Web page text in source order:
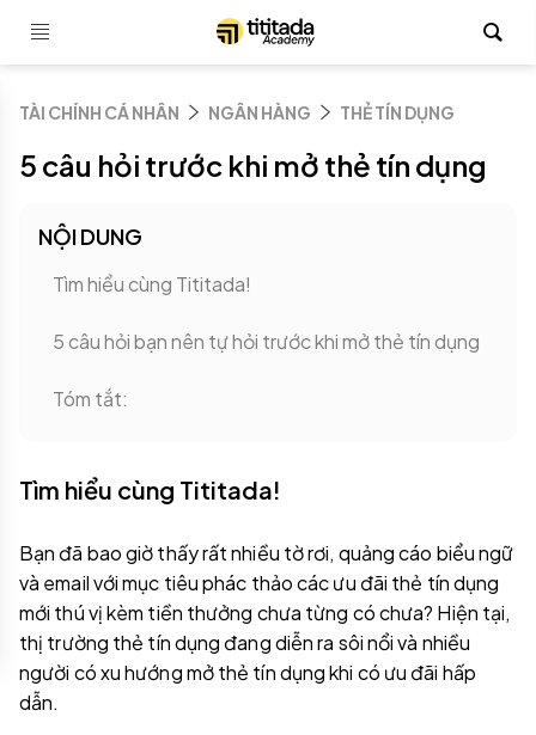
TÀI CHÍNH CÁ NHÂN NGÂN HÀNG THẺ TÍN DỤNG
5 câu hỏi trước khi mở thẻ tín dụng
NỘI DUNG
Tìm hiểu cùng Tititada!
5 câu hỏi bạn nên tự hỏi trước khi mở thẻ tín dụng
Tóm tắt:
Tìm hiểu cùng Tititada!
Bạn đã bao giờ thấy rất nhiều tờ rơi, quảng cáo biểu ngữ
và email với mục tiêu phác thảo các ưu đãi thẻ tín dụng
mới thú vị kèm tiền thưởng chưa từng có chưa? Hiện tại,
thị trường thẻ tín dụng đang diễn ra sôi nổi và nhiều
người có xu hướng mở thẻ tín dụng khi có ưu đãi hấp
dẫn.